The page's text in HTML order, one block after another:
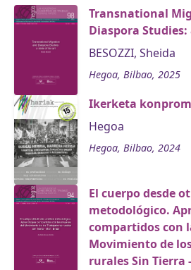
Transnational
Diaspora
BESOZZI, Sheida
Hegoa, Bilbao, 2025
Ikerketa
Hegoa
Hegoa, Bilbao, 2024
El cuerpo desde
metodológico.
compartidos con
Movimiento de
rurales Sin Tierra